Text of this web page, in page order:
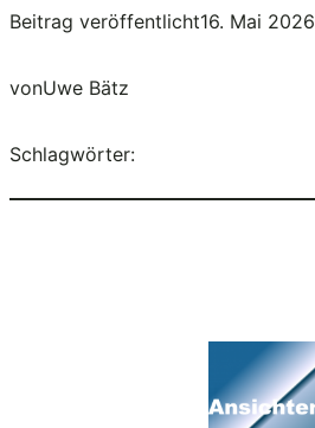
Beitrag veröffentlicht16. Mai 2026
vonUwe Bätz
Schlagwörter: